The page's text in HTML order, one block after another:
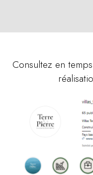
Consultez en